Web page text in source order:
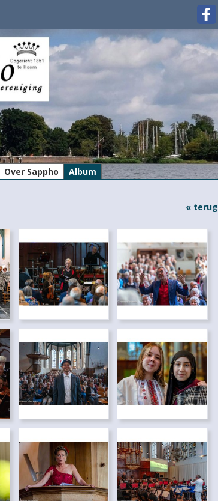
Over Sappho Album
« terug